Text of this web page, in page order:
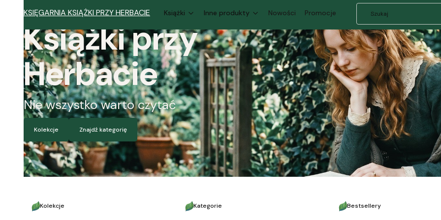
KSIĘGARNIA KSIĄŻKI PRZY HERBACIE Książki Inne produkty Nowości Promocje
Książki przy
Herbacie
Nie wszystko warto czytać
Kolekcje Znajdź kategorię
Kolekcje Kategorie Bestsellery